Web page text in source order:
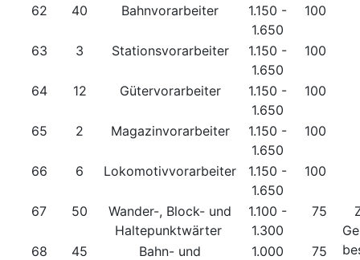
62 40 Bahnvorarbeiter
1.150 -
1.650
100
63 3 Stationsvorarbeiter
1.150 -
1.650
100
64 12 Gütervorarbeiter
1.150 -
1.650
100
65 2 Magazinvorarbeiter
1.150 -
1.650
100
66 6 Lokomotivvorarbeiter
1.150 -
1.650
100
67 50
Wander-, Block- und
Haltepunktwärter
1.100 -
1.300
75
68 45
Bahn- und
1.000
75